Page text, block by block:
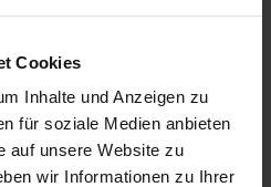
Cookies
Inhalte und Anzeigen zu
für soziale Medien anbieten
auf unsere Website zu
wir Informationen zu Ihrer
Hierbei dient das
als Referenzgebiet. Es
ungeschriebenen
europäischen